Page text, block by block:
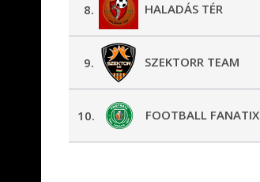
8. HALADÁS TÉR
9. SZEKTORR TEAM
10. FOOTBALL FANATIX